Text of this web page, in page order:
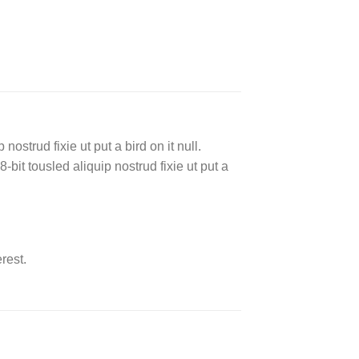
nostrud fixie ut put a bird on it null.
bit tousled aliquip nostrud fixie ut put a